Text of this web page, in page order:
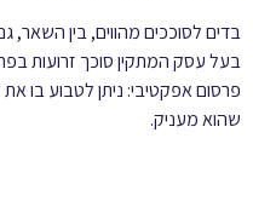
בדים לסוככים מהווים, בין השאר,
בעל עסק המתקין סוכך זרועות
פרסום אפקטיבי: ניתן לטבוע בו
שהוא מעניק.